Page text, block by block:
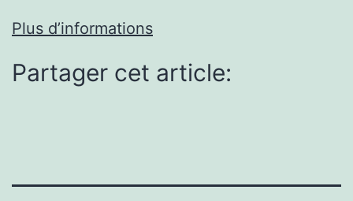
Plus d’informations
Partager cet article: